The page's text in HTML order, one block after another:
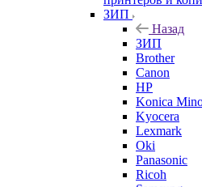
ЗИП
Назад
ЗИП
Brother
Canon
HP
Konica
Kyocera
Lexmark
Oki
Panasonic
Ricoh